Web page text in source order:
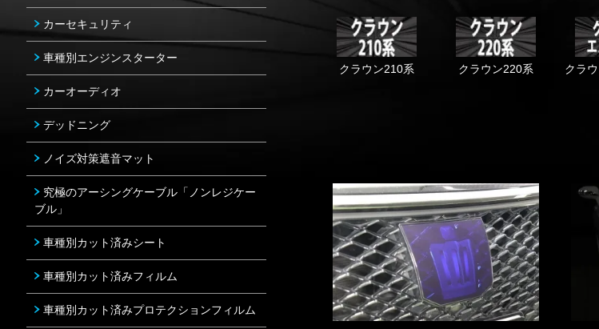
クラウン210系 クラウン220系 クラ
カーセキュリティ
車種別エンジンスターター
カーオーディオ
デッドニング
ノイズ対策遮音マット
究極のアーシングケーブル「ノンレジケー
ブル」
車種別カット済みシート
車種別カット済みフィルム
車種別カット済みプロテクションフィルム